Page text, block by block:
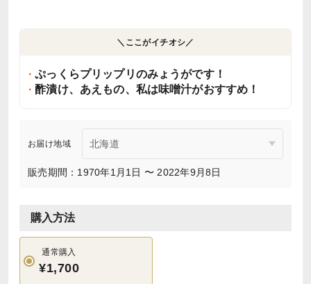
＼ここがイチオシ／
ぷっくらプリップリのみょうがです！
酢漬け、あえもの、私は味噌汁がおすすめ！
お届け地域
販売期間：1970年1月1日 〜 2022年9月8日
購入方法
通常購入
¥1,700